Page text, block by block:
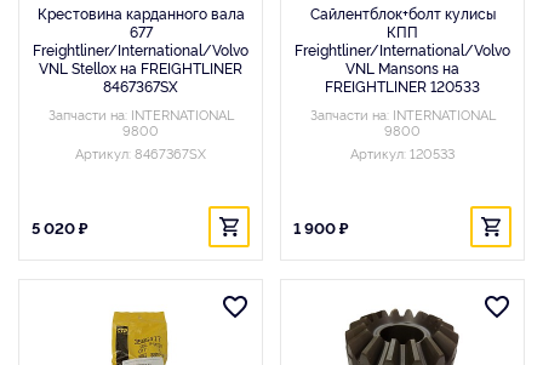
Крестовина карданного вала
677
Freightliner/International/Volvo
VNL Stellox на FREIGHTLINER
8467367SX
Запчасти на: INTERNATIONAL
9800
Артикул: 8467367SX
5 020 ₽
Сайлентблок+болт кулисы
КПП
Freightliner/International/Volvo
VNL Mansons на
FREIGHTLINER 120533
Запчасти на: INTERNATIONAL
9800
Артикул: 120533
1 900 ₽